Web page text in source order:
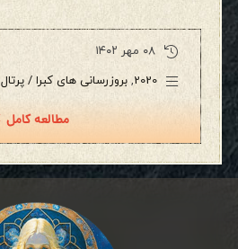
۰۸ مهر ۱۴۰۲
2020
, بروزرسانی های کبرا / پرتال 2012
مطالعه کامل